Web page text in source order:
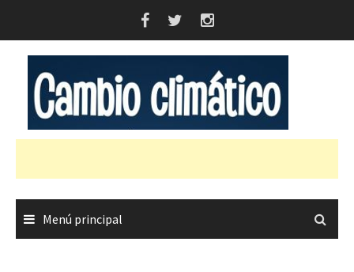
Menú principal